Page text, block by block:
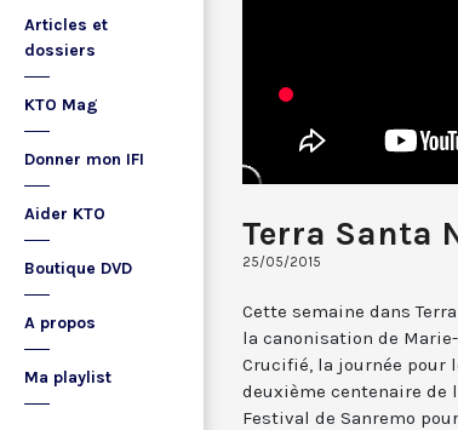
Articles et
dossiers
KTO Mag
Donner mon IFI
Aider KTO
Boutique DVD
A propos
Ma playlist
Terra Santa
25/05/2015
Cette semaine dans
la canonisation de
Crucifié, la journée pour
deuxième centenaire de
Festival de Sanremo